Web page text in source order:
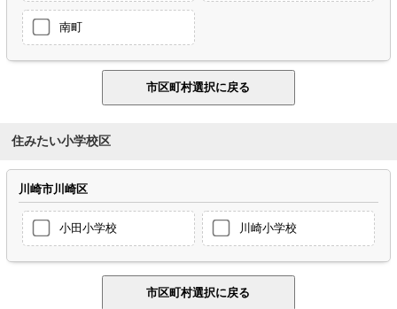
南町
住みたい小学校区
川崎市川崎区
小田小学校 川崎小学校